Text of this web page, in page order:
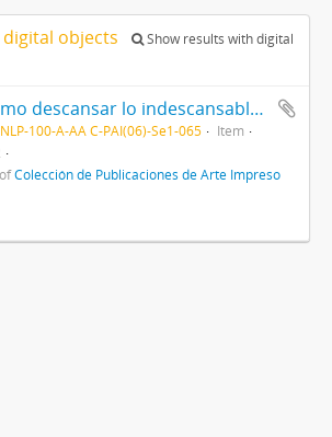
objects
Show results with digital
¿Cómo descansar lo indescansable? - Pequeño manual de autocuidados para cuerpos cansados
100-A-AA C-PAI(06)-Se1-065
Item
Colección de Publicaciones de Arte Impreso